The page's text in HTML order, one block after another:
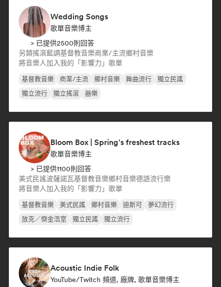
Wedding Songs
歌單音樂博主
> 已提供2500則回答
另類搖滾藍調基督教音樂商業/主流鄉村音樂
將音樂人加入我的「影響力」歌單
基督教音樂 商業/主流 鄉村音樂 舞曲流行
獨立民謠
獨立流行
獨立搖滾 器樂
Bloom Box | Spring’s freshest tracks
歌單音樂博主
> 已提供1100則回答
美式民謠波薩諾瓦基督教音樂鄉村音樂德語流行樂
將音樂人加入我的「影響力」歌單
基督教音樂 美式民謠 鄉村音樂 迪斯可
夢幻流行
放克／傑金浩室
獨立民謠 獨立流行
Acoustic Indie Folk
YouTube/Twitch 頻道, 廠牌, 歌單音樂博主